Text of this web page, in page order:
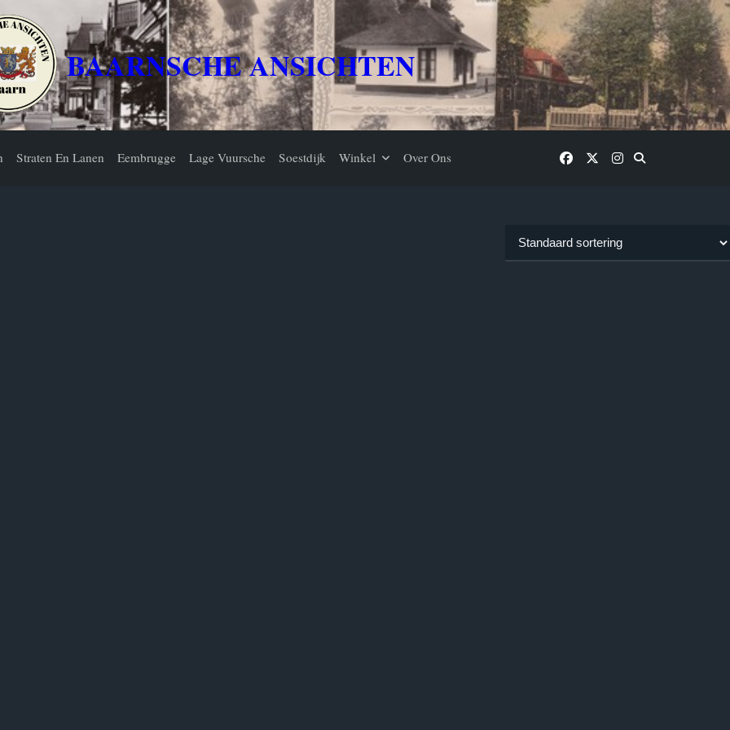
BAARNSCHE ANSICHTEN
Straten En Lanen Eembrugge Lage Vuursche Soestdijk Winkel Over Ons